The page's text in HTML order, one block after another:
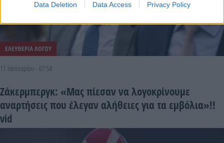
Data Deletion Data Access Privacy Policy
ΕΛΕΥΘΕΡΙΑ ΛΟΓΟΥ
11 Ιανουαρίου - 07:50
Ζάκερμπεργκ: «Μας πίεσαν να λογοκρίνουμε
αναρτήσεις που έλεγαν αλήθειες για τα εμβόλια»!!
vid